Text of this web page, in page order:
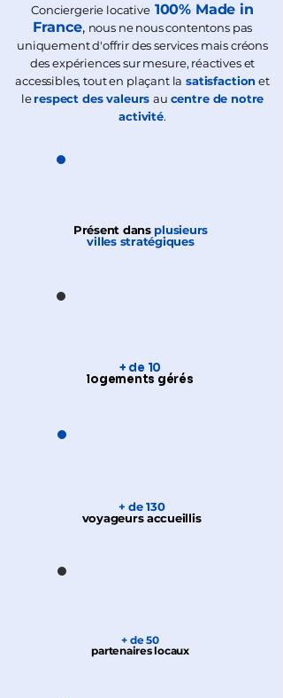
​​Conciergerie locative 100% Made in
France, nous ne nous contentons pas
uniquement d'offrir des services mais créons
des expériences sur mesure, réactives et
accessibles, tout en plaçant la satisfaction et
lerespect des valeursau centre de notre
activité.
Présent dansplusieurs
villes stratégiques
+ de 10
logements gérés
+ de 130
voyageurs accueillis
+ de 50
partenaires locaux